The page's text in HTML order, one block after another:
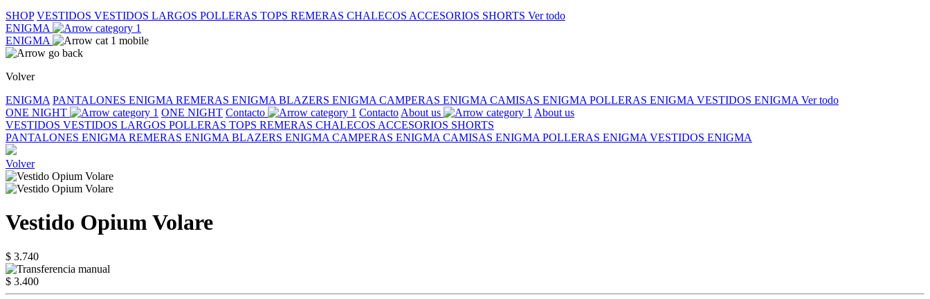
SHOP VESTIDOS VESTIDOS LARGOS POLLERAS TOPS REMERAS CHALECOS ACCESORIOS SHORTS Ver todo
ENIGMA
ENIGMA
Volver
ENIGMA PANTALONES ENIGMA REMERAS ENIGMA BLAZERS ENIGMA CAMPERAS ENIGMA CAMISAS ENIGMA POLLERAS ENIGMA VESTIDOS ENIGMA Ver todo
ONE NIGHT
ONE NIGHT Contacto Contacto About us
About us
VESTIDOS VESTIDOS LARGOS POLLERAS TOPS REMERAS CHALECOS ACCESORIOS SHORTS
PANTALONES ENIGMA REMERAS ENIGMA BLAZERS ENIGMA CAMPERAS ENIGMA CAMISAS ENIGMA POLLERAS ENIGMA VESTIDOS ENIGMA
Volver
Vestido Opium Volare
$ 3.740
$ 3.400